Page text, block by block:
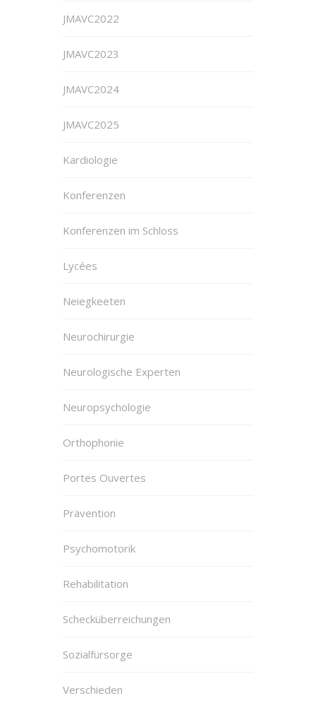
JMAVC2022
JMAVC2023
JMAVC2024
JMAVC2025
Kardiologie
Konferenzen
Konferenzen im Schloss
Lycées
Neiegkeeten
Neurochirurgie
Neurologische Experten
Neuropsychologie
Orthophonie
Portes Ouvertes
Prävention
Psychomotorik
Rehabilitation
Schecküberreichungen
Sozialfürsorge
Verschieden